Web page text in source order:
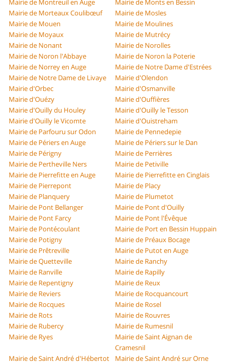
Mairie de Montreuil en Auge
Mairie de Monts en Bessin
Mairie de Morteaux Coulibœuf
Mairie de Mosles
Mairie de Mouen
Mairie de Moulines
Mairie de Moyaux
Mairie de Mutrécy
Mairie de Nonant
Mairie de Norolles
Mairie de Noron l'Abbaye
Mairie de Noron la Poterie
Mairie de Norrey en Auge
Mairie de Notre Dame d'Estrées
Mairie de Notre Dame de Livaye
Mairie d'Olendon
Mairie d'Orbec
Mairie d'Osmanville
Mairie d'Ouézy
Mairie d'Ouffières
Mairie d'Ouilly du Houley
Mairie d'Ouilly le Tesson
Mairie d'Ouilly le Vicomte
Mairie d'Ouistreham
Mairie de Parfouru sur Odon
Mairie de Pennedepie
Mairie de Périers en Auge
Mairie de Périers sur le Dan
Mairie de Périgny
Mairie de Perrières
Mairie de Pertheville Ners
Mairie de Petiville
Mairie de Pierrefitte en Auge
Mairie de Pierrefitte en Cinglais
Mairie de Pierrepont
Mairie de Placy
Mairie de Planquery
Mairie de Plumetot
Mairie de Pont Bellanger
Mairie de Pont d'Ouilly
Mairie de Pont Farcy
Mairie de Pont l'Évêque
Mairie de Pontécoulant
Mairie de Port en Bessin Huppain
Mairie de Potigny
Mairie de Préaux Bocage
Mairie de Prêtreville
Mairie de Putot en Auge
Mairie de Quetteville
Mairie de Ranchy
Mairie de Ranville
Mairie de Rapilly
Mairie de Repentigny
Mairie de Reux
Mairie de Reviers
Mairie de Rocquancourt
Mairie de Rocques
Mairie de Rosel
Mairie de Rots
Mairie de Rouvres
Mairie de Rubercy
Mairie de Rumesnil
Mairie de Ryes
Mairie de Saint Aignan de
Cramesnil
Mairie de Saint André d'Hébertot
Mairie de Saint André sur Orne